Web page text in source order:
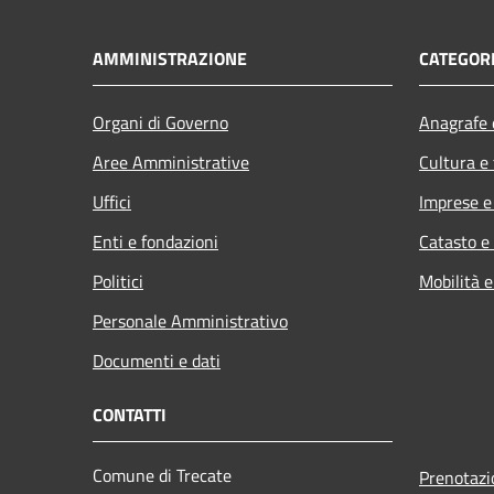
AMMINISTRAZIONE
Organi di Governo
Aree Amministrative
Uffici
Enti e fondazioni
Politici
Personale Amministrativo
Documenti e dati
Cultura
Imprese
Catasto
Mobilità
CONTATTI
Comune di Trecate